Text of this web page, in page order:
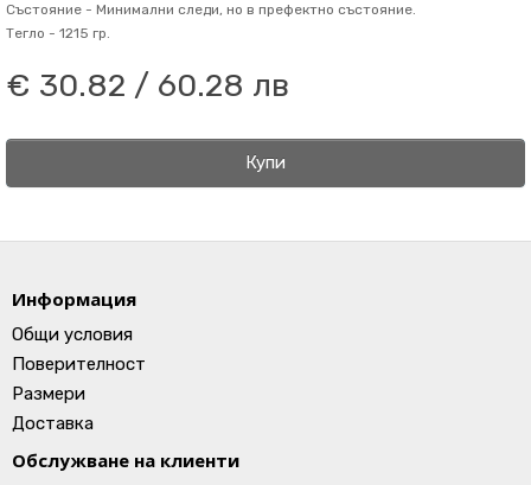
Състояние - Минимални следи, но в префектно състояние.
Тегло - 1215 гр.
€ 30.82 / 60.28 лв
Купи
Информация
Общи условия
Поверителност
Размери
Доставка
Обслужване на клиенти